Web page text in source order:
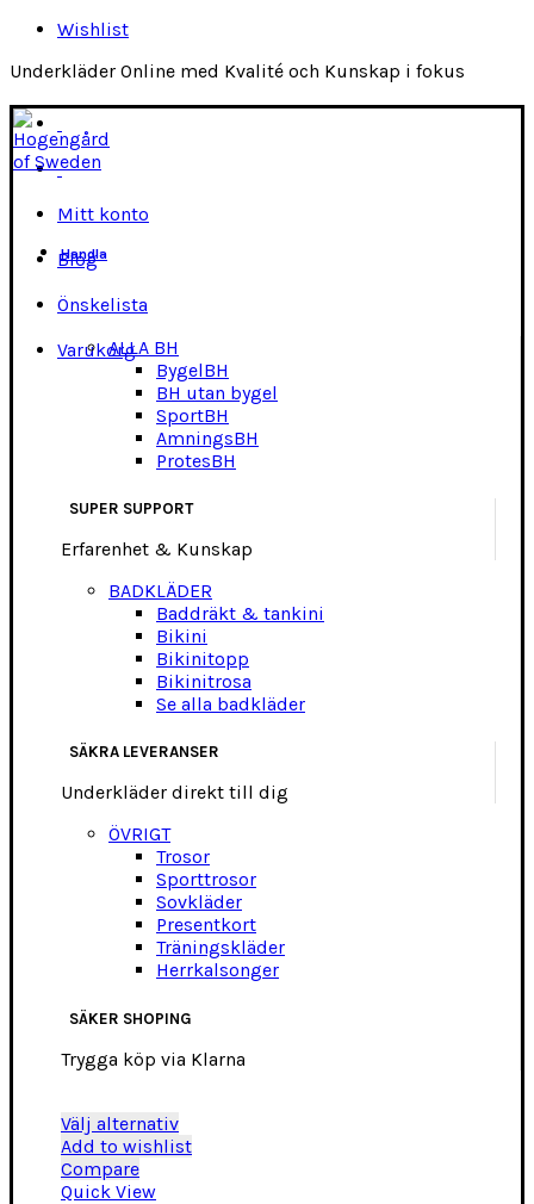
Wishlist
Underkläder Online med Kvalité och Kunskap i fokus
Mitt konto
Blog
Önskelista
Varukorg
Handla
ALLA BH
BygelBH
BH utan bygel
SportBH
AmningsBH
ProtesBH
SUPER SUPPORT
Erfarenhet & Kunskap
BADKLÄDER
Baddräkt & tankini
Bikini
Bikinitopp
Bikinitrosa
Se alla badkläder
SÄKRA LEVERANSER
Underkläder direkt till dig
ÖVRIGT
Trosor
Sporttrosor
Sovkläder
Presentkort
Träningskläder
Herrkalsonger
SÄKER SHOPING
Trygga köp via Klarna
Välj alternativDen
här
Add to wishlist
Compare
Quick View